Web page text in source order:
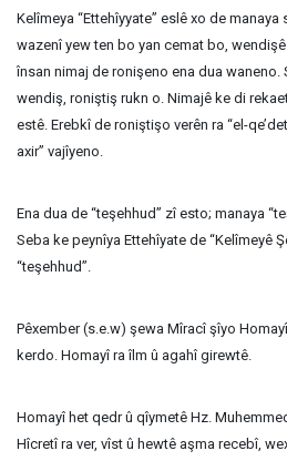
Kelîmeya “Ettehîyyate” eslê xo de
wazenî yew ten bo yan cemat bo,
însan nimaj de ronişeno ena dua waneno.
wendiş, roniştiş rukn o. Nimajê ke di
estê. Erebkî de roniştişo verên ra “el-
axir” vajîyeno.
Ena dua de “teşehhud” zî esto; manaya
Seba ke peynîya Ettehîyate de “Kelîmeyê
“teşehhud”.
Pêxember (s.e.w) şewa Mîracî şîyo
kerdo. Homayî ra îlm û agahî girewtê.
Homayî het qedr û qîymetê Hz.
Hîcretî ra ver, vîst û hewtê aşma recebî,